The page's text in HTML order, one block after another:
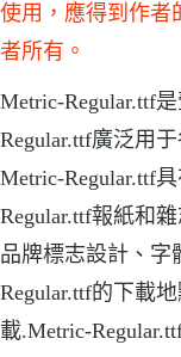
使用，應得到作者
者所有。
Metric-Regular.ttf
Regular.ttf廣泛用
Metric-Regular.ttf
Regular.ttf報紙和
品牌標志設計、字
Regular.ttf的下載
載.Metric-